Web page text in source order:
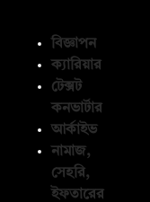
বিজ্ঞাপন
ক্যারিয়ার
টেক্সট
কনভার্টার
আর্কাইভ
নামাজ,
সেহরি,
ইফতারের